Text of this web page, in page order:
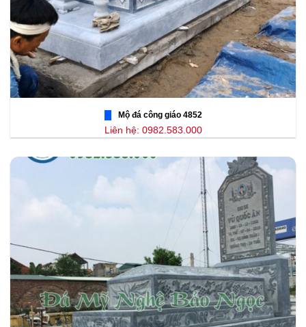
Mộ đá công giáo 4852
Liên hệ: 0982.583.000